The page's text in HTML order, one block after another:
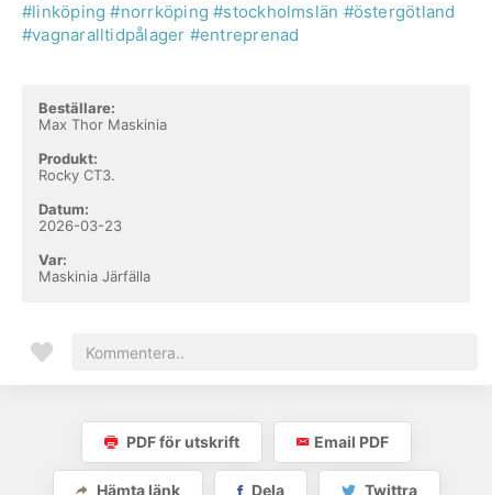
#linköping #norrköping #stockholmslän #östergötland
#vagnaralltidpålager #entreprenad
Beställare:
Max Thor Maskinia
Produkt:
Rocky CT3.
Datum:
2026-03-23
Var:
Maskinia Järfälla
PDF för utskrift Email PDF
Hämta länk Dela Twittra